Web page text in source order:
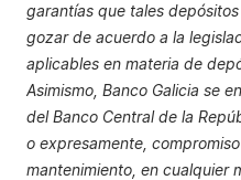
garantías que tales
gozar de acuerdo a la
aplicables en materia de
Asimismo, Banco Galicia se
del Banco Central de la
o expresamente,
mantenimiento, en cualquier